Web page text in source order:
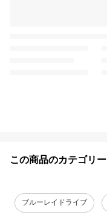
この商品のカテゴリー
ブルーレイドライブ